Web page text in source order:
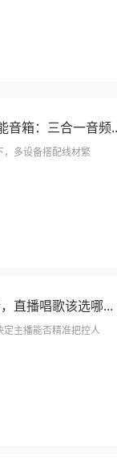
音箱：三合一音频
，多设备搭配线材繁
直播唱歌该选哪...
定主播能否精准把控人